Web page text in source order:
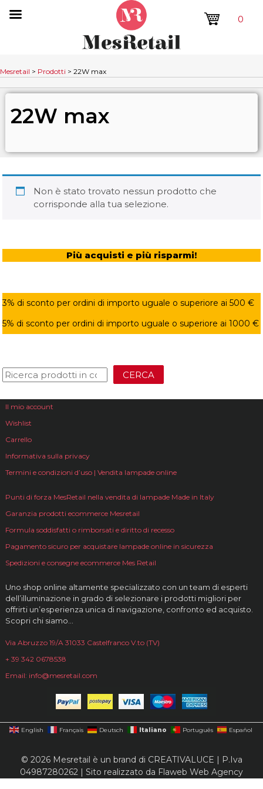
0
Mesretail > Prodotti > 22W max
22W max
Non è stato trovato nessun prodotto che
corrisponde alla tua selezione.
Più acquisti e più risparmi!
3% di sconto per ordini di importo uguale o superiore ai 500 €
5% di sconto per ordini di importo uguale o superiore ai 1000 €
CERCA
Il mio account
Wishlist
Carrello
Informativa sulla privacy
Termini e condizioni d’uso | Vendita lampade online
Punti di forza MesRetail nella vendita di lampade Made in Italy
Garanzia prodotti ecommerce Mesretail
Formula soddisfatti o rimborsati e diritto di recesso
Pagamento sicuro per acquistare lampade online in sicurezza
Spedizioni e consegne ecommerce Mes Retail
Uno shop online altamente specializzato con un team di esperti
dell’illuminazione in grado di selezionare i prodotti migliori per
offrirti un’esperienza unica di navigazione, confronto ed acquisto.
Scopri chi siamo…
Via Abruzzo 19/A 31033 Castelfranco V.to (TV)
+ 39 342 0678538
Email: info@mesretail.com
English Français Deutsch Italiano Português Español
© 2026 Mesretail è un brand di CREATIVALUCE | P.Iva
04987280262 | Sito realizzato da Flaweb Web Agency